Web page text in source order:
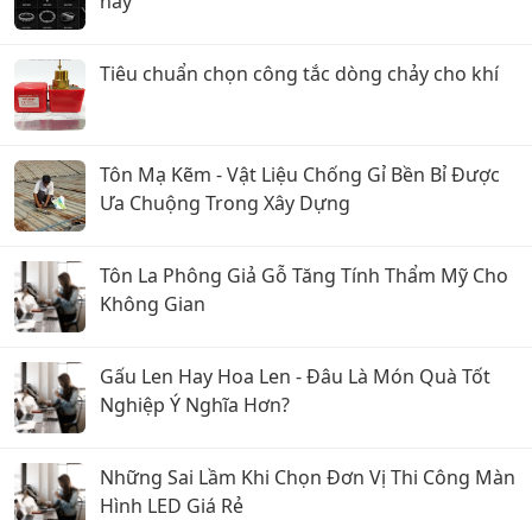
Tiêu chuẩn chọn công tắc dòng chảy cho khí
Tôn Mạ Kẽm - Vật Liệu Chống Gỉ Bền Bỉ Được
Ưa Chuộng Trong Xây Dựng
Tôn La Phông Giả Gỗ Tăng Tính Thẩm Mỹ Cho
Không Gian
Gấu Len Hay Hoa Len - Đâu Là Món Quà Tốt
Nghiệp Ý Nghĩa Hơn?
Những Sai Lầm Khi Chọn Đơn Vị Thi Công Màn
Hình LED Giá Rẻ